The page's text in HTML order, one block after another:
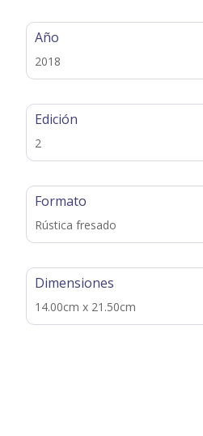
Año
2018
Edición
2
Formato
Rústica fresado
Dimensiones
14.00cm x 21.50cm